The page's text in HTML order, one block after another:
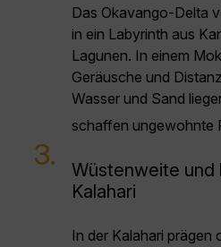
Das Okavango-Delta
in ein Labyrinth aus
Lagunen. In einem
Geräusche und
Wasser und Sand
schaffen ungewohnte
3.
Wüstenweite
Kalahari
In der Kalahari prägen